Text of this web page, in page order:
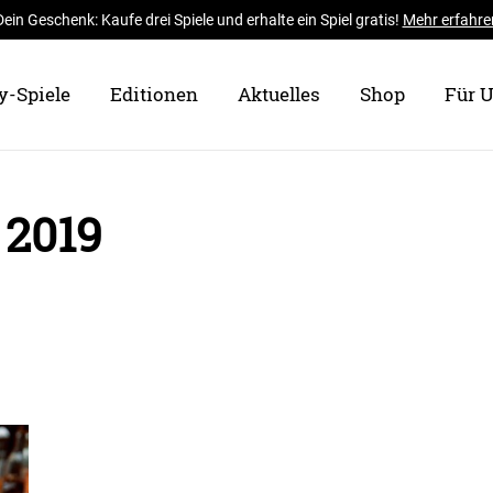
Geschenk: Kaufe drei Spiele und erhalte ein Spiel gratis! Mehr
Spiele Editionen Aktuelles Shop Für